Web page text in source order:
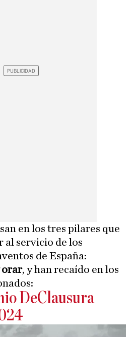
en los tres pilares que
al servicio de los
de España:
orar, y han recaído en los
DeClausura